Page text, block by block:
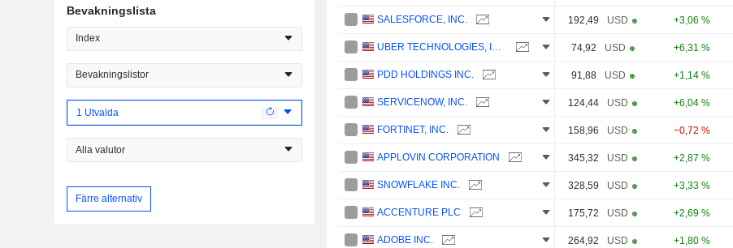
Bevakningslista
Index
Bevakningslistor
1 Utvalda
Alla valutor
Färre alternativ
SALESFORCE, INC. 192,49 USD +3,06 %
UBER TECHNOLOGIES, INC. 74,92 USD +6,31 %
PDD HOLDINGS INC. 91,88 USD +1,14 %
SERVICENOW, INC. 124,44 USD +6,04 %
FORTINET, INC. 158,96 USD −0,72 %
APPLOVIN CORPORATION 345,32 USD +2,87 %
SNOWFLAKE INC. 328,59 USD +3,33 %
ACCENTURE PLC 175,72 USD +2,69 %
ADOBE INC. 264,92 USD +1,80 %